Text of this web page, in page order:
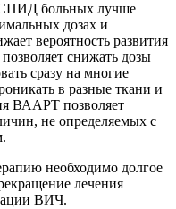
больных лучше
дозах и
вероятность развития
снижать дозы
сразу на многие
в разные ткани и
ВААРТ позволяет
не определяемых с
необходимо долгое
лечения
ВИЧ.